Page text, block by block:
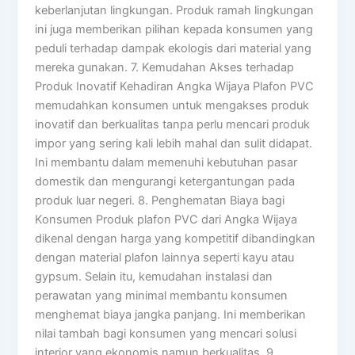
keberlanjutan lingkungan. Produk ramah lingkungan
ini juga memberikan pilihan kepada konsumen yang
peduli terhadap dampak ekologis dari material yang
mereka gunakan. 7. Kemudahan Akses terhadap
Produk Inovatif Kehadiran Angka Wijaya Plafon PVC
memudahkan konsumen untuk mengakses produk
inovatif dan berkualitas tanpa perlu mencari produk
impor yang sering kali lebih mahal dan sulit didapat.
Ini membantu dalam memenuhi kebutuhan pasar
domestik dan mengurangi ketergantungan pada
produk luar negeri. 8. Penghematan Biaya bagi
Konsumen Produk plafon PVC dari Angka Wijaya
dikenal dengan harga yang kompetitif dibandingkan
dengan material plafon lainnya seperti kayu atau
gypsum. Selain itu, kemudahan instalasi dan
perawatan yang minimal membantu konsumen
menghemat biaya jangka panjang. Ini memberikan
nilai tambah bagi konsumen yang mencari solusi